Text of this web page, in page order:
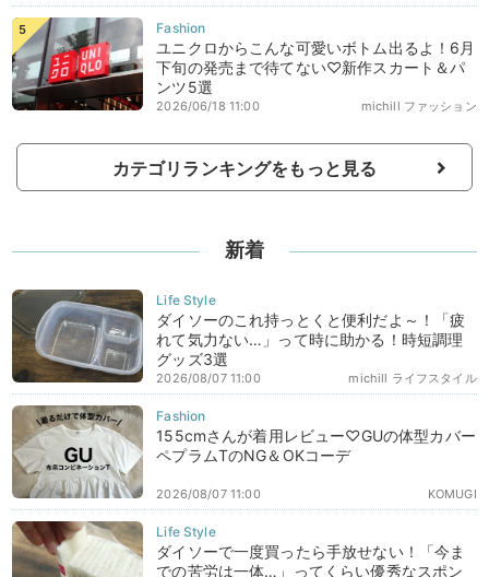
ユニクロからこんな可愛いボトム出るよ！6月
下旬の発売まで待てない♡新作スカート＆パ
ンツ5選
michill ファッション
2026/06/18 11:00
カテゴリランキングをもっと見る
新着
ダイソーのこれ持っとくと便利だよ～！「疲
れて気力ない…」って時に助かる！時短調理
グッズ3選
michill ライフスタイル
2026/08/07 11:00
155cmさんが着用レビュー♡GUの体型カバー
ペプラムTのNG＆OKコーデ
KOMUGI
2026/08/07 11:00
ダイソーで一度買ったら手放せない！「今ま
での苦労は一体…」ってくらい優秀なスポン